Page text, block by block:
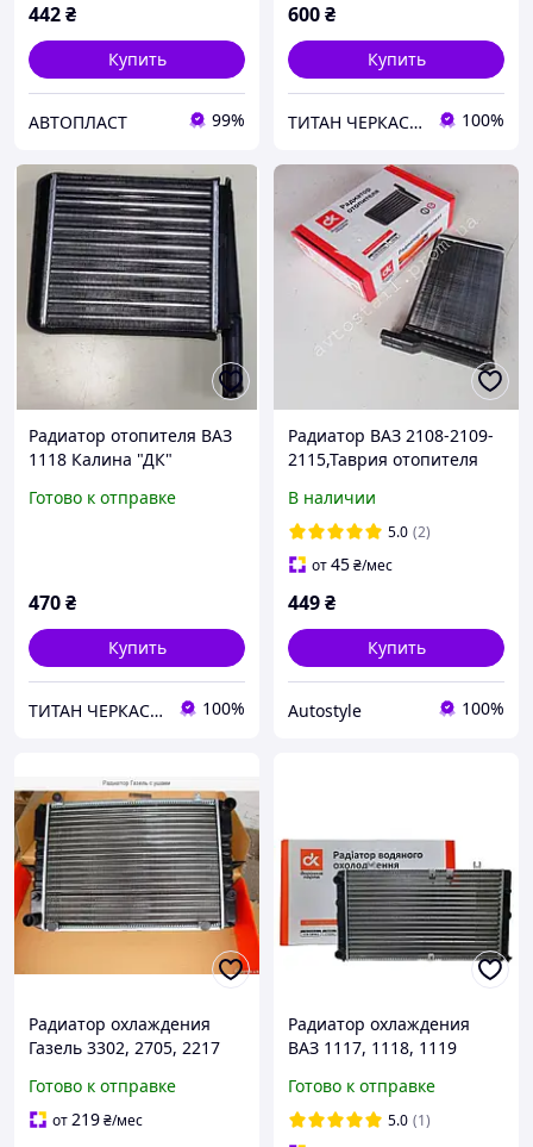
442₴
Купить
АВТОПЛАСТ 99%
600₴
Купить
ТИТАН ЧЕРКАСИ ЗАПЧАСТИНИ 100%
Радиатор отопителя ВАЗ
1118 Калина "ДК"
Готово к отправке
470₴
Купить
ТИТАН ЧЕРКАСИ ЗАПЧАСТИНИ 100%
Радиатор ВАЗ 2108-2109-
2115,Таврия отопителя
2108-8101060
В наличии
5.0 (2)
от45₴/мес
449₴
Купить
Autostyle 100%
Радиатор охлаждения
Газель 3302, 2705, 2217
алюминиевый ДК
Готово к отправке
от219₴/мес
Радиатор охлаждения
ВАЗ 1117, 1118, 1119
Готово к отправке
5.0 (1)